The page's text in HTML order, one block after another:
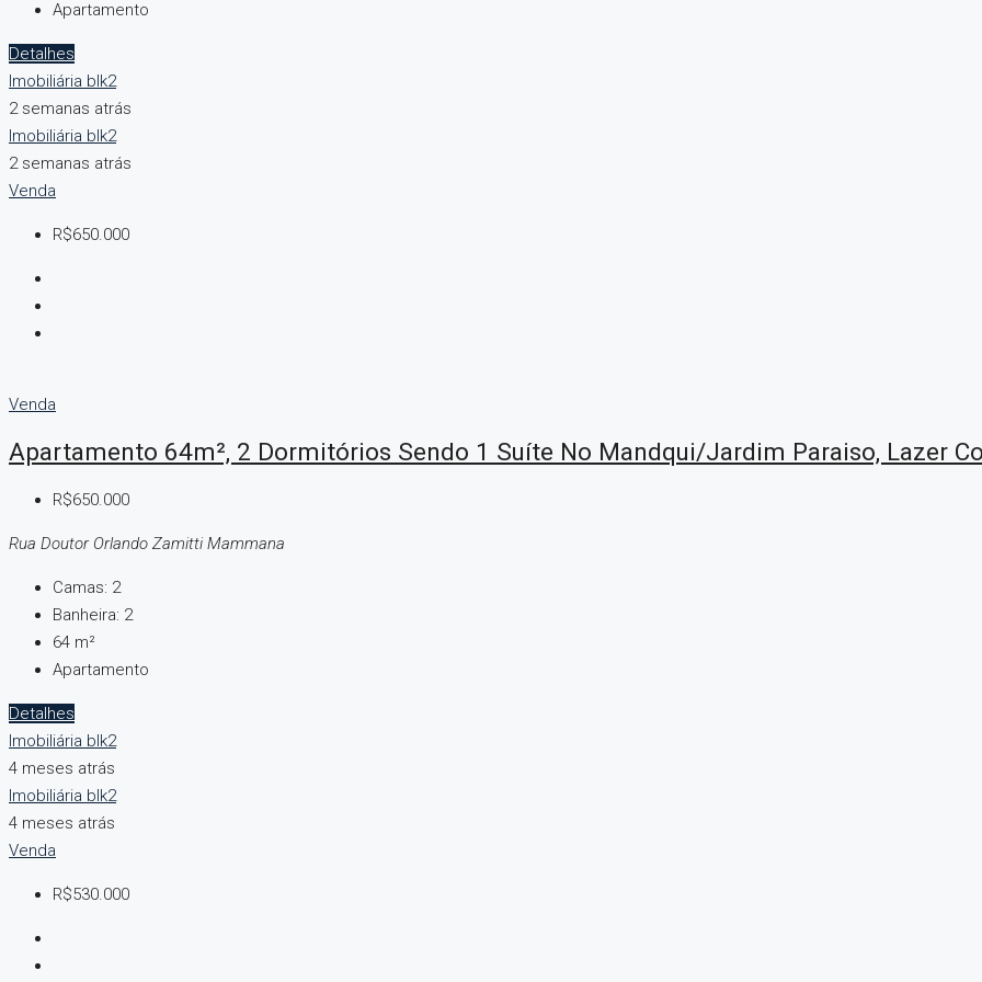
Apartamento
Detalhes
Imobiliária blk2
2 semanas atrás
Imobiliária blk2
2 semanas atrás
Venda
R$650.000
Venda
Apartamento 64m², 2 Dormitórios Sendo 1 Suíte No Mandqui/Jardim Paraiso, Lazer
R$650.000
Rua Doutor Orlando Zamitti Mammana
Camas: 2
Banheira: 2
64 m²
Apartamento
Detalhes
Imobiliária blk2
4 meses atrás
Imobiliária blk2
4 meses atrás
Venda
R$530.000